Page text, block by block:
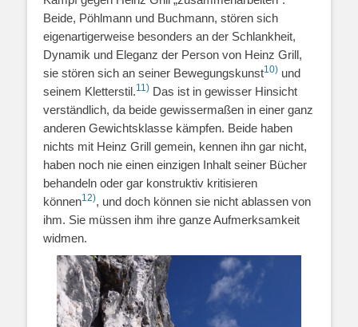
Beide, Pöhlmann und Buchmann, stören sich
eigenartigerweise besonders an der Schlankheit,
Dynamik und Eleganz der Person von Heinz Grill,
sie stören sich an seiner Bewegungskunst10) und
seinem Kletterstil.11) Das ist in gewisser Hinsicht
verständlich, da beide gewissermaßen in einer ganz
anderen Gewichtsklasse kämpfen. Beide haben
nichts mit Heinz Grill gemein, kennen ihn gar nicht,
haben noch nie einen einzigen Inhalt seiner Bücher
behandeln oder gar konstruktiv kritisieren
können12), und doch können sie nicht ablassen von
ihm. Sie müssen ihm ihre ganze Aufmerksamkeit
widmen.